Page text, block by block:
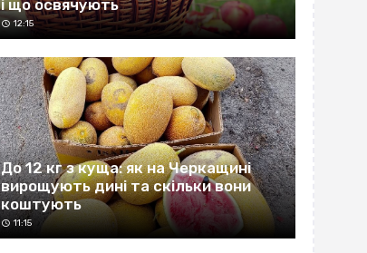
і що освячують
12:15
До 12 кг з куща: як на Черкащині
вирощують дині та скільки вони
коштують
11:15